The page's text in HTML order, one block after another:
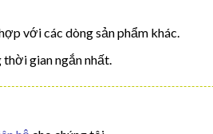
với các dòng sản phẩm khác.
gian ngắn nhất.